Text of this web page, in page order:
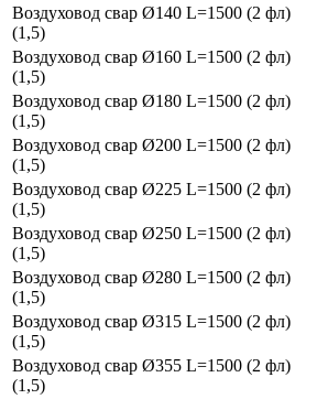
Воздуховод свар Ø140 L=1500 (2 фл)
(1,5)
Воздуховод свар Ø160 L=1500 (2 фл)
(1,5)
Воздуховод свар Ø180 L=1500 (2 фл)
(1,5)
Воздуховод свар Ø200 L=1500 (2 фл)
(1,5)
Воздуховод свар Ø225 L=1500 (2 фл)
(1,5)
Воздуховод свар Ø250 L=1500 (2 фл)
(1,5)
Воздуховод свар Ø280 L=1500 (2 фл)
(1,5)
Воздуховод свар Ø315 L=1500 (2 фл)
(1,5)
Воздуховод свар Ø355 L=1500 (2 фл)
(1,5)